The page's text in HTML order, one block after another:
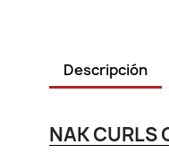
Descripción
NAK CURLS